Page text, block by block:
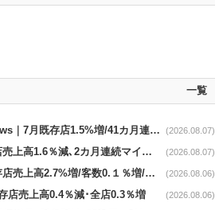
一覧
リテールパートナーズnews｜7月既存店1.5%増/41カ月連続増 (2026.08.07)
MrMax news｜7月既存店売上高1.6％減､2カ月連続マイナス (2026.08.07)
ヤオコーnews｜７月既存店売上高2.7%増/客数0.１％増/客単価2.6％増 (2026.08.06)
店売上高0.4％減･全店0.3％増 (2026.08.06)